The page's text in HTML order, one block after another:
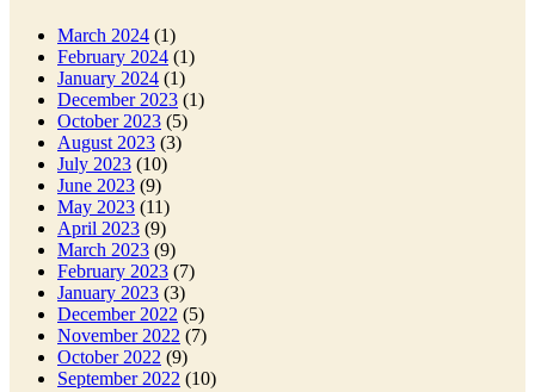
March 2024 (1)
February 2024 (1)
January 2024 (1)
December 2023 (1)
October 2023 (5)
August 2023 (3)
July 2023 (10)
June 2023 (9)
May 2023 (11)
April 2023 (9)
March 2023 (9)
February 2023 (7)
January 2023 (3)
December 2022 (5)
November 2022 (7)
October 2022 (9)
September 2022 (10)